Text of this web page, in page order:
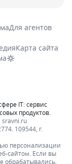
Для агентов
Карта сайта
IT: сервис
продуктов.
sravni.ru
109544, г.
персонализации
сайтом. Если вы
обрабатывались,